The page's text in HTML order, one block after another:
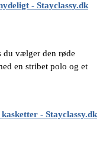
- Stayclassy.dk
vælger den røde
en stribet polo og et
- Stayclassy.dk